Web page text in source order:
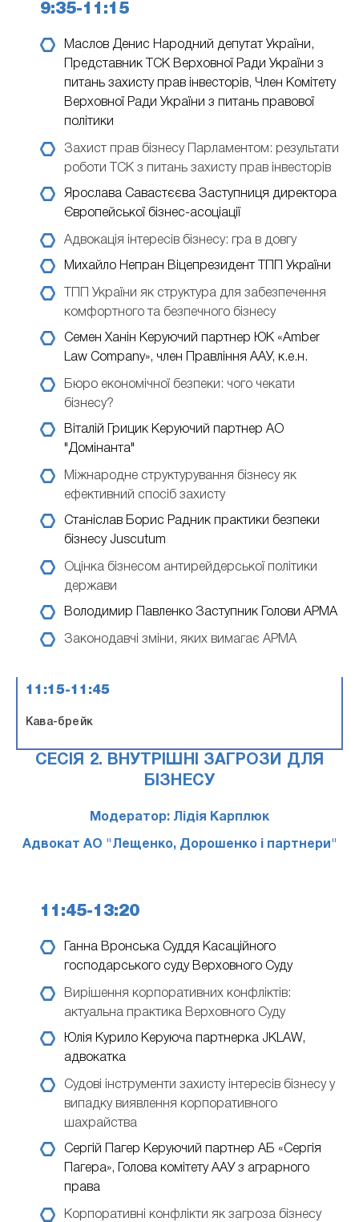
9:35-11:15
Маслов Денис Народний депутат України,
Представник ТСК Верховної Ради України з
питань захисту прав інвесторів, Член Комітету
Верховної Ради України з питань правової
політики
Захист прав бізнесу Парламентом: результати
роботи ТСК з питань захисту прав інвесторів
Ярослава Савастєєва Заступниця директора
Європейської бізнес-асоціації
Адвокація інтересів бізнесу: гра в довгу
Михайло Непран Віцепрезидент ТПП України
ТПП України як структура для забезпечення
комфортного та безпечного бізнесу
Семен Ханін Керуючий партнер ЮК «Amber
Law Company», член Правління ААУ, к.е.н.
Бюро економічної безпеки: чого чекати
бізнесу?
Віталій Грицик Керуючий партнер АО
"Домінанта"
Міжнародне структурування бізнесу як
ефективний спосіб захисту
Станіслав Борис Радник практики безпеки
бізнесу Juscutum
Оцінка бізнесом антирейдерської політики
держави
Володимир Павленко Заступник Голови АРМА
Законодавчі зміни, яких вимагає АРМА
11:15-11:45
Кава-брейк
СЕСІЯ 2. ВНУТРІШНІ ЗАГРОЗИ ДЛЯ
БІЗНЕСУ
Модератор: Лідія Карплюк
Адвокат АО "Лещенко, Дорошенко і партнери"
11:45-13:20
Ганна Вронська Суддя Касаційного
господарського суду Верховного Суду
Вирішення корпоративних конфліктів:
актуальна практика Верховного Суду
Юлія Курило Керуюча партнерка JKLAW,
адвокатка
Судові інструменти захисту інтересів бізнесу у
випадку виявлення корпоративного
шахрайства
Сергій Пагер Керуючий партнер АБ «Сергія
Пагера», Голова комітету ААУ з аграрного
права
Корпоративні конфлікти як загроза бізнесу